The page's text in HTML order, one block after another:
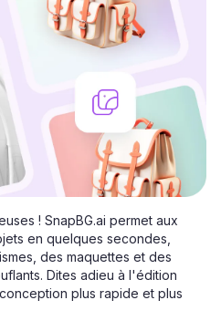
! SnapBG.ai permet aux
en quelques secondes,
des maquettes et des
Dites adieu à l'édition
plus rapide et plus